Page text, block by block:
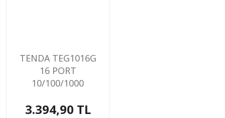
TENDA TEG1016G
16 PORT
10/100/1000
RACK MOUNT
3.394,90 TL